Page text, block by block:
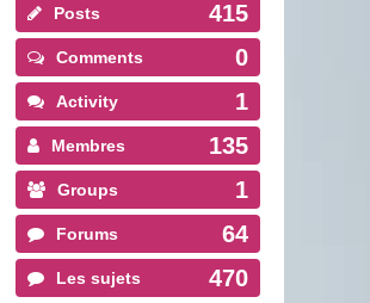
Posts 415
Comments 0
Activity 1
Membres 135
Groups 1
Forums 64
Les sujets 470